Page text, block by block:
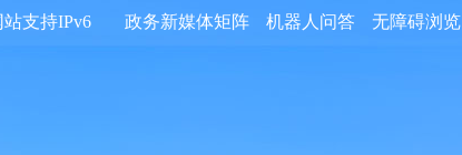
无障碍浏览
机器人问答
政务新媒体矩阵
站支持IPv6